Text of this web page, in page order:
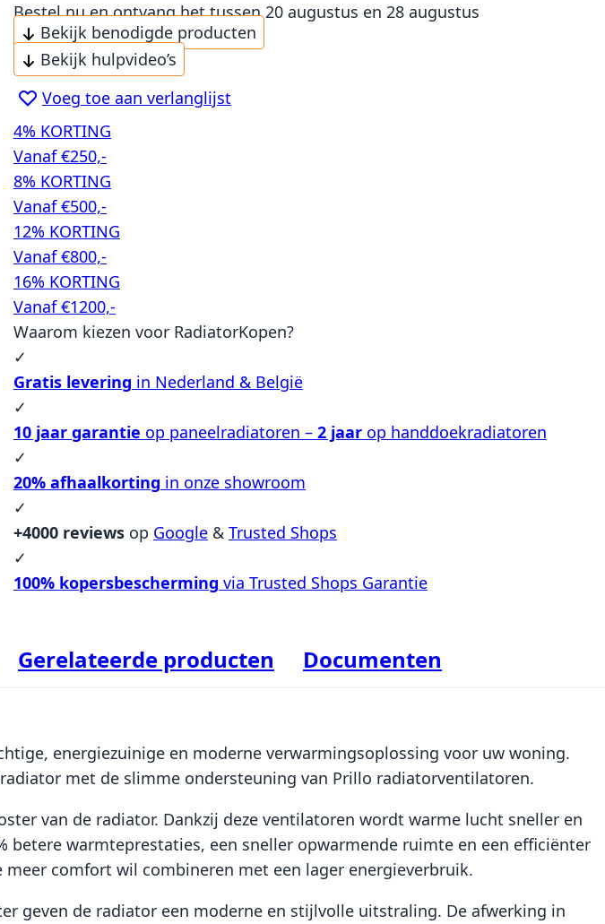
Bestel nu en ontvang het tussen 20 augustus en 28 augustus
Bekijk benodigde producten
Bekijk hulpvideo’s
Voeg toe aan verlanglijst
4% KORTING
Vanaf €250,-
8% KORTING
Vanaf €500,-
12% KORTING
Vanaf €800,-
16% KORTING
Vanaf €1200,-
Waarom kiezen voor RadiatorKopen?
✓
Gratis levering in Nederland & België
✓
10 jaar garantie op paneelradiatoren – 2 jaar op handdoekradiatoren
✓
20% afhaalkorting in onze showroom
✓
+4000 reviews op Google & Trusted Shops
✓
100% kopersbescherming via Trusted Shops Garantie
energiezuinige en moderne verwarmingsoplossing voor uw woning.
met de slimme ondersteuning van Prillo radiatorventilatoren.
van de radiator. Dankzij deze ventilatoren wordt warme lucht sneller en
warmteprestaties, een sneller opwarmende ruimte en een efficiënter
comfort wil combineren met een lager energieverbruik.
geven de radiator een moderne en stijlvolle uitstraling. De afwerking in
Gerelateerde producten Documenten